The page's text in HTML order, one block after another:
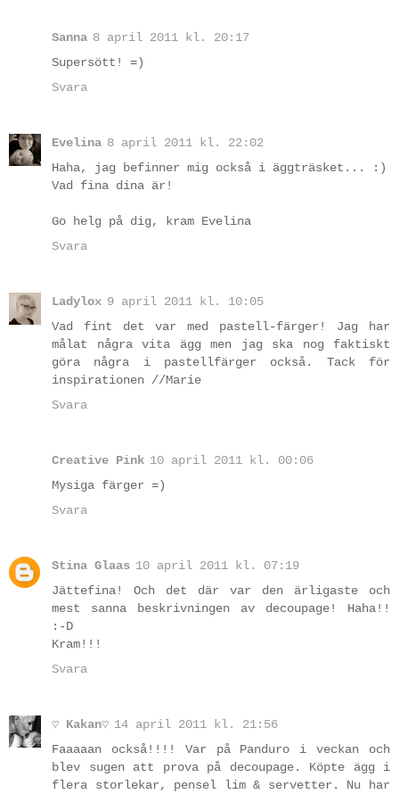
Sanna 8 april 2011 kl. 20:17
Supersött! =)
Svara
Evelina 8 april 2011 kl. 22:02
Haha, jag befinner mig också i äggträsket... :)
Vad fina dina är!
Go helg på dig, kram Evelina
Svara
Ladylox 9 april 2011 kl. 10:05
Vad fint det var med pastell-färger! Jag har
målat några vita ägg men jag ska nog faktiskt
göra några i pastellfärger också. Tack för
inspirationen //Marie
Svara
Creative Pink 10 april 2011 kl. 00:06
Mysiga färger =)
Svara
Stina Glaas 10 april 2011 kl. 07:19
Jättefina! Och det där var den ärligaste och
mest sanna beskrivningen av decoupage! Haha!!
:-D
Kram!!!
Svara
♡ Kakan♡ 14 april 2011 kl. 21:56
Faaaaan också!!!! Var på Panduro i veckan och
blev sugen att prova på decoupage. Köpte ägg i
flera storlekar, pensel lim & servetter. Nu har